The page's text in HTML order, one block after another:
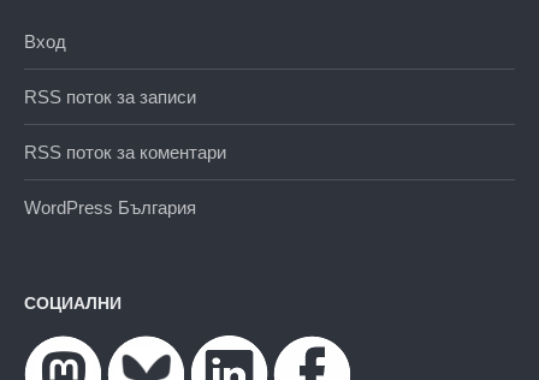
Вход
RSS поток за записи
RSS поток за коментари
WordPress България
СОЦИАЛНИ